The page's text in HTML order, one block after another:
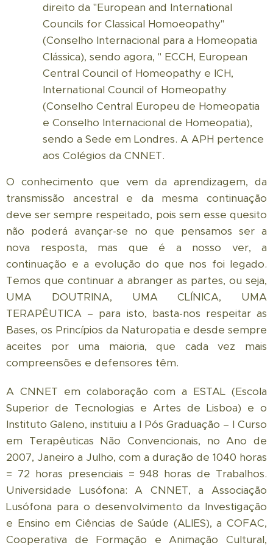
direito da "European and International
Councils for Classical Homoeopathy"
(Conselho Internacional para a Homeopatia
Clássica), sendo agora, " ECCH, European
Central Council of Homeopathy e ICH,
International Council of Homeopathy
(Conselho Central Europeu de Homeopatia
e Conselho Internacional de Homeopatia),
sendo a Sede em Londres. A APH pertence
aos Colégios da CNNET.
O conhecimento que vem da aprendizagem, da
transmissão ancestral e da mesma continuação
deve ser sempre respeitado, pois sem esse quesito
não poderá avançar-se no que pensamos ser a
nova resposta, mas que é a nosso ver, a
continuação e a evolução do que nos foi legado.
Temos que continuar a abranger as partes, ou seja,
UMA DOUTRINA, UMA CLÍNICA, UMA
TERAPÊUTICA – para isto, basta-nos respeitar as
Bases, os Princípios da Naturopatia e desde sempre
aceites por uma maioria, que cada vez mais
compreensões e defensores têm.
A CNNET em colaboração com a ESTAL (Escola
Superior de Tecnologias e Artes de Lisboa) e o
Instituto Galeno, instituiu a I Pós Graduação – I Curso
em Terapêuticas Não Convencionais, no Ano de
2007, Janeiro a Julho, com a duração de 1040 horas
= 72 horas presenciais = 948 horas de Trabalhos.
Universidade Lusófona: A CNNET, a Associação
Lusófona para o desenvolvimento da Investigação
e Ensino em Ciências de Saúde (ALIES), a COFAC,
Cooperativa de Formação e Animação Cultural,